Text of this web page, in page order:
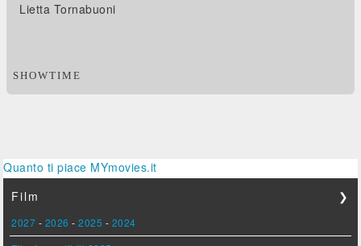
Lietta Tornabuoni
SHOWTIME
Quanto ti piace MYmovies.it
Film
❯
2027 - 2026 -2025 - 2024